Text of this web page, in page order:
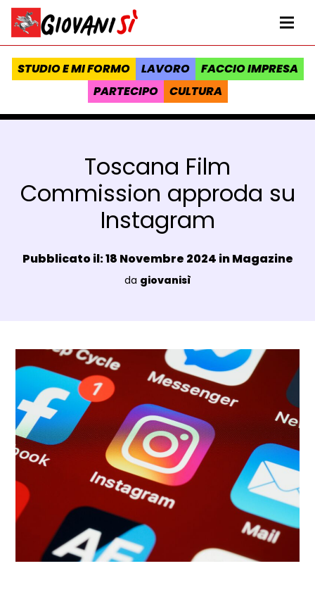
Vai al contenuto
Homepage Giovanisì - Progetto della Regione Toscana
STUDIO E MI FORMO LAVORO
FACCIO IMPRESA
PARTECIPO
CULTURA
Toscana Film
Commission approda su
Instagram
Data e ora:
Pubblicato il: 18 Novembre 2024 inMagazine
Luogo:
da giovanisì
Dettagli Post Magazine